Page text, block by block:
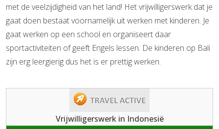
met de veelzijdigheid van het land! Het vrijwilligerswerk dat je
gaat doen bestaat voornamelijk uit werken met kinderen. Je
gaat werken op een school en organiseert daar
sportactiviteiten of geeft Engels lessen. De kinderen op Bali
zijn erg leergierig dus het is er prettig werken.
Vrijwilligerswerk in Indonesië